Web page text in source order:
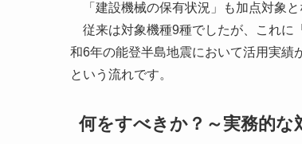
「建設機械の保有状況」も加点対象と
従来は対象機種9種でしたが、これに
和6年の能登半島地震において活用実績
という流れです。
何をすべきか？～実務的な